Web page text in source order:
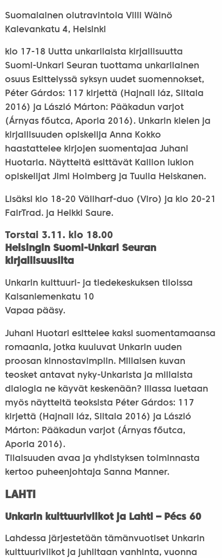
Suomalainen olutravintola Villi Wäinö
Kalevankatu 4, Helsinki
klo 17-18 Uutta unkarilaista kirjallisuutta
Suomi-Unkari Seuran tuottama unkarilainen
osuus Esittelyssä syksyn uudet suomennokset,
Péter Gárdos: 117 kirjettä (Hajnali láz, Siltala
2016) ja László Márton: Pääkadun varjot
(Árnyas főutca, Aporia 2016). Unkarin kielen ja
kirjallisuuden opiskelija Anna Kokko
haastattelee kirjojen suomentajaa Juhani
Huotaria. Näytteitä esittävät Kallion lukion
opiskelijat Jimi Holmberg ja Tuulia Heiskanen.
Lisäksi klo 18-20 Väliharf-duo (Viro) ja klo 20-21
FairTrad. ja Heikki Saure.
Torstai 3.11. klo 18.00
Helsingin Suomi-Unkari Seuran
kirjallisuusilta
Unkarin kulttuuri- ja tiedekeskuksen tiloissa
Kaisaniemenkatu 10
Vapaa pääsy.
Juhani Huotari esittelee kaksi suomentamaansa
romaania, jotka kuuluvat Unkarin uuden
proosan kinnostavimpiin. Millaisen kuvan
teosket antavat nyky-Unkarista ja millaista
dialogia ne käyvät keskenään? Illassa luetaan
myös näytteitä teoksista Péter Gárdos: 117
kirjettä (Hajnali láz, Siltala 2016) ja László
Márton: Pääkadun varjot (Árnyas főutca,
Aporia 2016).
Tilaisuuden avaa ja yhdistyksen toiminnasta
kertoo puheenjohtaja Sanna Manner.
LAHTI
Unkarin kulttuuriviikot ja Lahti – Pécs 60
Lahdessa järjestetään tämänvuotiset Unkarin
kulttuuriviikot ja juhlitaan vanhinta, vuonna